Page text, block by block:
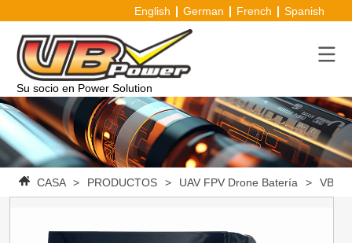
English German French Spanish
Su socio en Power Solution
CASA > PRODUCTOS > UAV FPV Drone Batería >